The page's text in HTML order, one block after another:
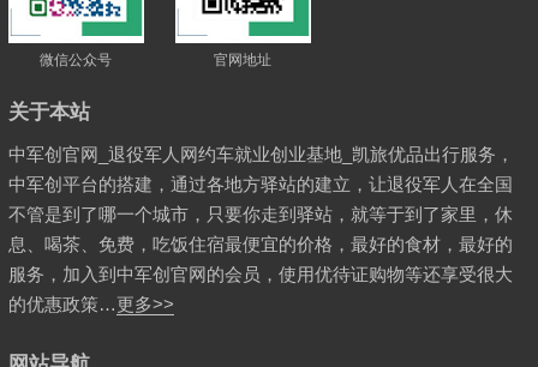
微信公众号 官网地址
关于本站
中军创官网_退役军人网约车就业创业基地_凯旅优品出行服务，
中军创平台的搭建，通过各地方驿站的建立，让退役军人在全国
不管是到了哪一个城市，只要你走到驿站，就等于到了家里，休
息、喝茶、免费，吃饭住宿最便宜的价格，最好的食材，最好的
服务，加入到中军创官网的会员，使用优待证购物等还享受很大
的优惠政策…更多>>